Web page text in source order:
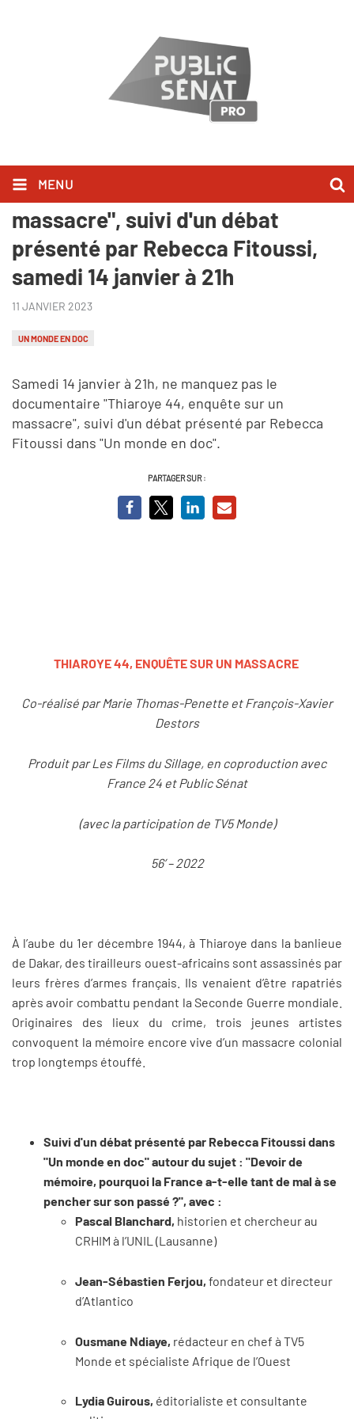
MENU
"Thiaroye 44, enquête sur un
massacre", suivi d'un débat
présenté par Rebecca Fitoussi,
samedi 14 janvier à 21h
11 JANVIER 2023
UN MONDE EN DOC
Samedi 14 janvier à 21h, ne manquez pas le
documentaire "Thiaroye 44, enquête sur un
massacre", suivi d'un débat présenté par Rebecca
Fitoussi dans "Un monde en doc".
PARTAGER SUR :
THIAROYE 44, ENQUÊTE SUR UN MASSACRE
Co-réalisé par Marie Thomas-Penette et François-Xavier
Destors
Produit par Les Films du Sillage, en coproduction avec
France 24 et Public Sénat
(avec la participation de TV5 Monde)
56’ – 2022
À l’aube du 1er décembre 1944, à Thiaroye dans la banlieue
de Dakar, des tirailleurs ouest-africains sont assassinés par
leurs frères d’armes français. Ils venaient d’être rapatriés
après avoir combattu pendant la Seconde Guerre mondiale.
Originaires des lieux du crime, trois jeunes artistes
convoquent la mémoire encore vive d’un massacre colonial
trop longtemps étouffé.
Suivi d'un débat présenté par Rebecca Fitoussi dans
"Un monde en doc" autour du sujet : "Devoir de
mémoire, pourquoi la France a-t-elle tant de mal à se
pencher sur son passé ?", avec :
Pascal Blanchard, historien et chercheur au
CRHIM à l’UNIL (Lausanne)
Jean-Sébastien Ferjou, fondateur et directeur
d’Atlantico
Ousmane Ndiaye, rédacteur en chef à TV5
Monde et spécialiste Afrique de l’Ouest
Lydia Guirous, éditorialiste et consultante